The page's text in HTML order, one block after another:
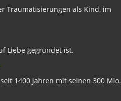
Traumatisierungen als Kind, im
Liebe gegründet ist.
1400 Jahren mit seinen 300 Mio.